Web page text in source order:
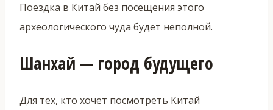
Поездка в Китай без посещения этого
археологического чуда будет неполной.
Шанхай — город будущего
Для тех, кто хочет посмотреть Китай